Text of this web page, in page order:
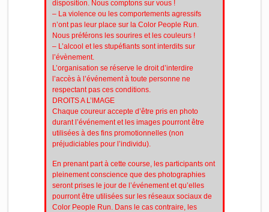
disposition. Nous comptons sur vous !
– La violence ou les comportements agressifs
n’ont pas leur place sur la Color People Run.
Nous préférons les sourires et les couleurs !
– L’alcool et les stupéfiants sont interdits sur
l’évènement.
L’organisation se réserve le droit d’interdire
l’accès à l’événement à toute personne ne
respectant pas ces conditions.
DROITS A L’IMAGE
Chaque coureur accepte d’être pris en photo
durant l’événement et les images pourront être
utilisées à des fins promotionnelles (non
préjudiciables pour l’individu).
En prenant part à cette course, les participants ont
pleinement conscience que des photographies
seront prises le jour de l’événement et qu’elles
pourront être utilisées sur les réseaux sociaux de
Color People Run. Dans le cas contraire, les